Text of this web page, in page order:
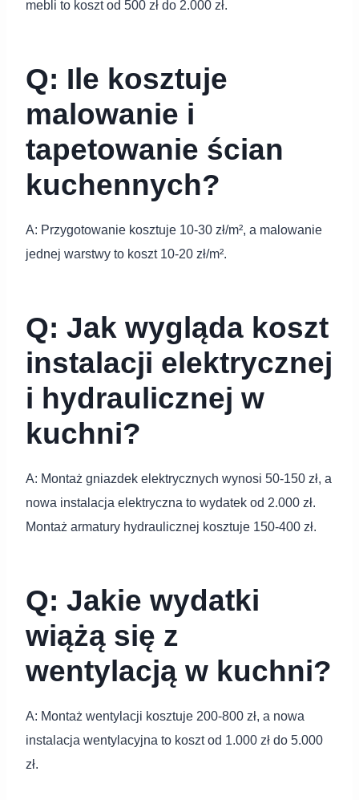
mebli to koszt od 500 zł do 2.000 zł.
Q: Ile kosztuje
malowanie i
tapetowanie ścian
kuchennych?
A: Przygotowanie kosztuje 10-30 zł/m², a malowanie
jednej warstwy to koszt 10-20 zł/m².
Q: Jak wygląda koszt
instalacji elektrycznej
i hydraulicznej w
kuchni?
A: Montaż gniazdek elektrycznych wynosi 50-150 zł, a
nowa instalacja elektryczna to wydatek od 2.000 zł.
Montaż armatury hydraulicznej kosztuje 150-400 zł.
Q: Jakie wydatki
wiążą się z
wentylacją w kuchni?
A: Montaż wentylacji kosztuje 200-800 zł, a nowa
instalacja wentylacyjna to koszt od 1.000 zł do 5.000
zł.